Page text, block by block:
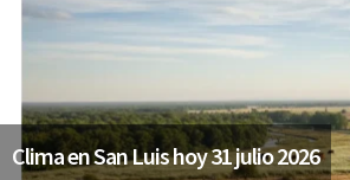
Clima en San Luis hoy 31 julio 2026